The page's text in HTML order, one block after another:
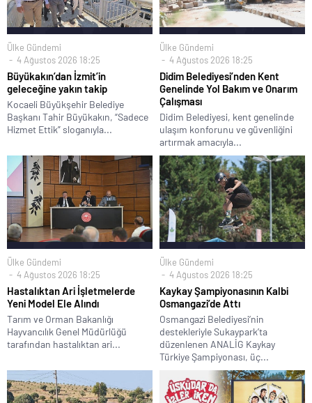
Ülke Gündemi
4 Ağustos 2026 18:25
Büyükakın’dan İzmit’in
geleceğine yakın takip
Kocaeli Büyükşehir Belediye
Başkanı Tahir Büyükakın, “Sadece
Hizmet Ettik” sloganıyla...
Ülke Gündemi
4 Ağustos 2026 18:25
Didim Belediyesi’nden Kent
Genelinde Yol Bakım ve Onarım
Çalışması
Didim Belediyesi, kent genelinde
ulaşım konforunu ve güvenliğini
artırmak amacıyla...
Ülke Gündemi
4 Ağustos 2026 18:25
Hastalıktan Ari İşletmelerde
Yeni Model Ele Alındı
Tarım ve Orman Bakanlığı
Hayvancılık Genel Müdürlüğü
tarafından hastalıktan ari...
Ülke Gündemi
4 Ağustos 2026 18:25
Kaykay Şampiyonasının Kalbi
Osmangazi’de Attı
Osmangazi Belediyesi’nin
destekleriyle Sukaypark’ta
düzenlenen ANALİG Kaykay
Türkiye Şampiyonası, üç...